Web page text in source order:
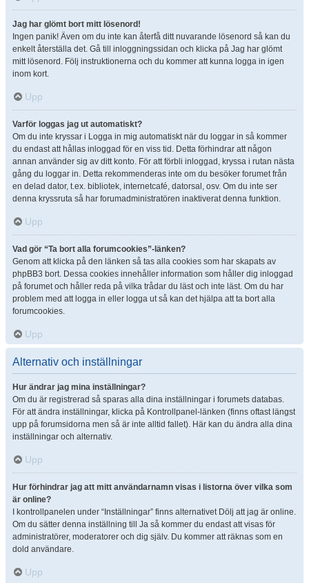
Jag har glömt bort mitt lösenord!
Ingen panik! Även om du inte kan återfå ditt nuvarande lösenord så kan du
enkelt återställa det. Gå till inloggningssidan och klicka på Jag har glömt
mitt lösenord. Följ instruktionerna och du kommer att kunna logga in igen
inom kort.
Upp
Varför loggas jag ut automatiskt?
Om du inte kryssar i Logga in mig automatiskt när du loggar in så kommer
du endast att hållas inloggad för en viss tid. Detta förhindrar att någon
annan använder sig av ditt konto. För att förbli inloggad, kryssa i rutan nästa
gång du loggar in. Detta rekommenderas inte om du besöker forumet från
en delad dator, t.ex. bibliotek, internetcafé, datorsal, osv. Om du inte ser
denna kryssruta så har forumadministratören inaktiverat denna funktion.
Upp
Vad gör “Ta bort alla forumcookies”-länken?
Genom att klicka på den länken så tas alla cookies som har skapats av
phpBB3 bort. Dessa cookies innehåller information som håller dig inloggad
på forumet och håller reda på vilka trådar du läst och inte läst. Om du har
problem med att logga in eller logga ut så kan det hjälpa att ta bort alla
forumcookies.
Upp
Alternativ och inställningar
Hur ändrar jag mina inställningar?
Om du är registrerad så sparas alla dina inställningar i forumets databas.
För att ändra inställningar, klicka på Kontrollpanel-länken (finns oftast längst
upp på forumsidorna men så är inte alltid fallet). Här kan du ändra alla dina
inställningar och alternativ.
Upp
Hur förhindrar jag att mitt användarnamn visas i listorna över vilka som
är online?
I kontrollpanelen under “Inställningar” finns alternativet Dölj att jag är online.
Om du sätter denna inställning till Ja så kommer du endast att visas för
administratörer, moderatorer och dig själv. Du kommer att räknas som en
dold användare.
Upp